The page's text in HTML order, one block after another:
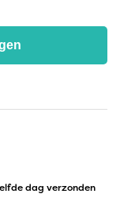
dag verzonden